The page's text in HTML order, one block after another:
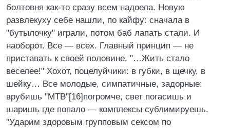
болтовня как-то сразу всем надоела. Новую
развлекуху себе нашли, по кайфу: сначала в
"бутылочку" играли, потом баб лапать стали. И
наоборот. Все — всех. Главный принцип — не
приставать к своей половине. "…Жить стало
веселее!" Хохот, поцелуйчики: в губки, в щечку, в
шейку… Все молодые, симпатичные, задорные:
врубишь "МТВ"[16]погромче, свет погасишь и
шаришь где попало — комплексы сублимируешь.
"Ударим здоровым групповым сексом по